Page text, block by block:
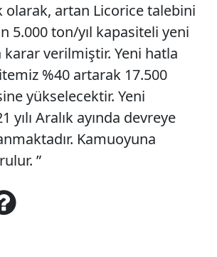
olarak, artan Licorice talebini
5.000 ton/yıl kapasiteli yeni
karar verilmiştir. Yeni hatla
%40 artarak 17.500
yükselecektir. Yeni
yılı Aralık ayında devreye
Kamuoyuna
”